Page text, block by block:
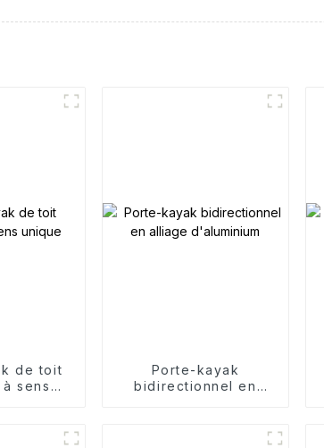
de toit
sens
Porte-kayak
bidirectionnel en